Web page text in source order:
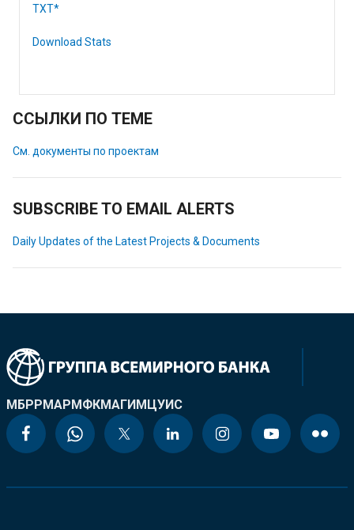
TXT*
Download Stats
ССЫЛКИ ПО ТЕМЕ
См. документы по проектам
SUBSCRIBE TO EMAIL ALERTS
Daily Updates of the Latest Projects & Documents
МБРРМАРМФКМАГИМЦУИС